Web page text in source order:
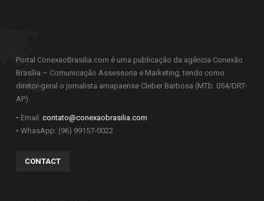
Portal ConexaoBrasilia.com é uma publicação da agência Conexão
Brasília – Comunicação Assessoria e Marketing, tendo como
diretor-geral o jornalista amapaense Cleber Barbosa (MTb. 054/DRT-
AP).
• Email: contato@conexaobrasilia.com
• WhasApp: (96) 99157-0022
CONTACT